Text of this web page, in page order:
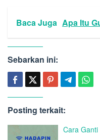
Baca Juga Apa Itu
Sebarkan ini:
Posting terkait:
Cara